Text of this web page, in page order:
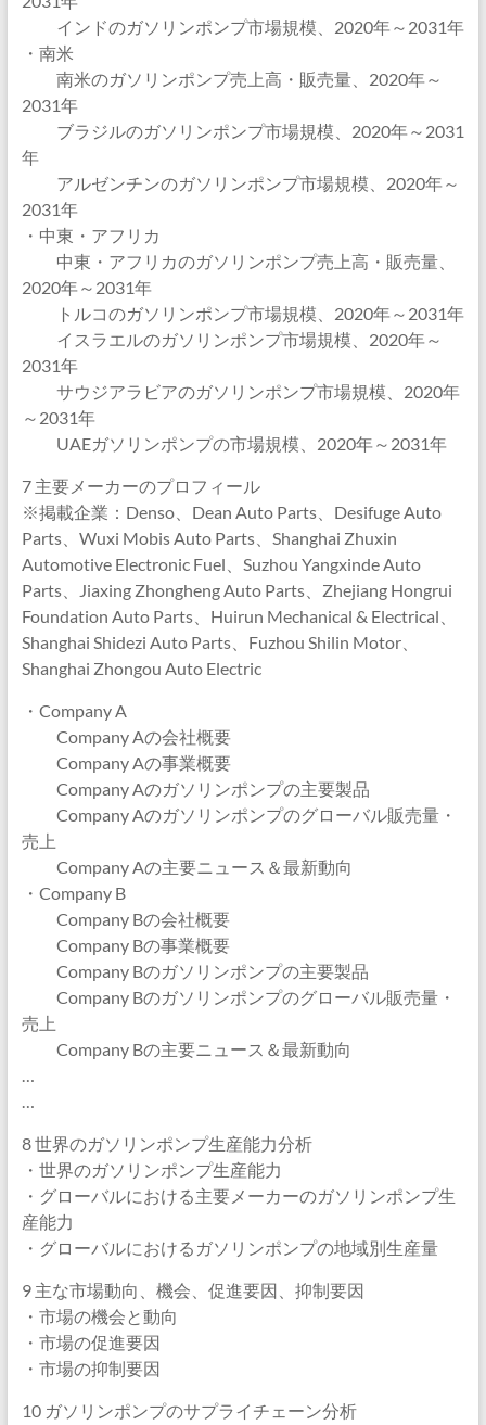
インドのガソリンポンプ市場規模、2020年～2031年
・南米
南米のガソリンポンプ売上高・販売量、2020年～
2031年
ブラジルのガソリンポンプ市場規模、2020年～2031
年
アルゼンチンのガソリンポンプ市場規模、2020年～
2031年
・中東・アフリカ
中東・アフリカのガソリンポンプ売上高・販売量、
2020年～2031年
トルコのガソリンポンプ市場規模、2020年～2031年
イスラエルのガソリンポンプ市場規模、2020年～
2031年
サウジアラビアのガソリンポンプ市場規模、2020年
～2031年
UAEガソリンポンプの市場規模、2020年～2031年
7 主要メーカーのプロフィール
※掲載企業：Denso、Dean Auto Parts、Desifuge Auto
Parts、Wuxi Mobis Auto Parts、Shanghai Zhuxin
Automotive Electronic Fuel、Suzhou Yangxinde Auto
Parts、Jiaxing Zhongheng Auto Parts、Zhejiang Hongrui
Foundation Auto Parts、Huirun Mechanical & Electrical、
Shanghai Shidezi Auto Parts、Fuzhou Shilin Motor、
Shanghai Zhongou Auto Electric
・Company A
Company Aの会社概要
Company Aの事業概要
Company Aのガソリンポンプの主要製品
Company Aのガソリンポンプのグローバル販売量・
売上
Company Aの主要ニュース＆最新動向
・Company B
Company Bの会社概要
Company Bの事業概要
Company Bのガソリンポンプの主要製品
Company Bのガソリンポンプのグローバル販売量・
売上
Company Bの主要ニュース＆最新動向
…
…
8 世界のガソリンポンプ生産能力分析
・世界のガソリンポンプ生産能力
・グローバルにおける主要メーカーのガソリンポンプ生
産能力
・グローバルにおけるガソリンポンプの地域別生産量
9 主な市場動向、機会、促進要因、抑制要因
・市場の機会と動向
・市場の促進要因
・市場の抑制要因
10 ガソリンポンプのサプライチェーン分析